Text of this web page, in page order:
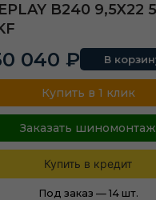
B240 9,5X22
040 ₽ В
Купить в 1 клик
Заказать шиномонтаж
Купить в кредит
Под заказ — 14 шт.